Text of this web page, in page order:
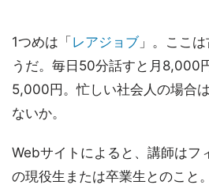
1つめは「 レアジョブ」。ここは
うだ。毎日50分話すと月8,000
5,000円。忙しい社会人の場合
ないか。
Webサイトによると、講師はフ
の現役生または卒業生とのこと